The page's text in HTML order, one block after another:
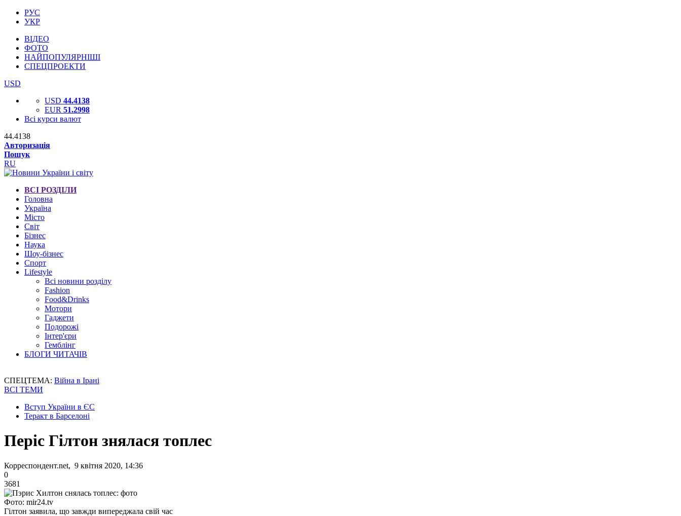
РУС
УКР
ВІДЕО
ФОТО
НАЙПОПУЛЯРНІШІ
СПЕЦПРОЕКТИ
USD
USD 44.4138
EUR 51.2998
Всі курси валют
44.4138
Авторизація
Пошук
RU
ВСІ РОЗДІЛИ
Головна
Україна
Місто
Світ
Бізнес
Наука
Шоу-бізнес
Спорт
Lifestyle
Всі новини розділу
Fashion
Food&Drinks
Мотори
Гаджети
Подорожі
Інтер'єри
Гемблінг
БЛОГИ ЧИТАЧІВ
СПЕЦТЕМА: Війна в Ірані
ВСІ ТЕМИ
Вступ України в ЄС
Теракт в Барселоні
Періс Гілтон знялася топлес
Корреспондент.net, 9 квітня 2020, 14:36
0
3681
Фото: mir24.tv
Гілтон заявила, що завжди випереджала свій час